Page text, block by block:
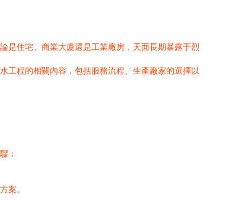
是住宅、商業大廈還是工業廠房，天面長期暴露于烈
工程的相關內容，包括服務流程、生產廠家的選擇以
：
案。